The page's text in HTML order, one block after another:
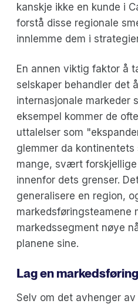
kanskje ikke en kunde i
forstå disse regionale
innlemme dem i
En annen viktig faktor å
selskaper behandler det
internasjonale markeder
eksempel kommer de
uttalelser som
glemmer da kontinentets
mange, svært
innenfor dets grenser.
generalisere en region,
markedsføringsteamene
markedssegment nøye
planene sine.
Lag en
Selv om det avhenger